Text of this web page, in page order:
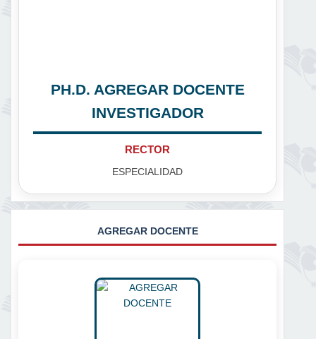
PH.D. AGREGAR DOCENTE
INVESTIGADOR
RECTOR
ESPECIALIDAD
AGREGAR DOCENTE